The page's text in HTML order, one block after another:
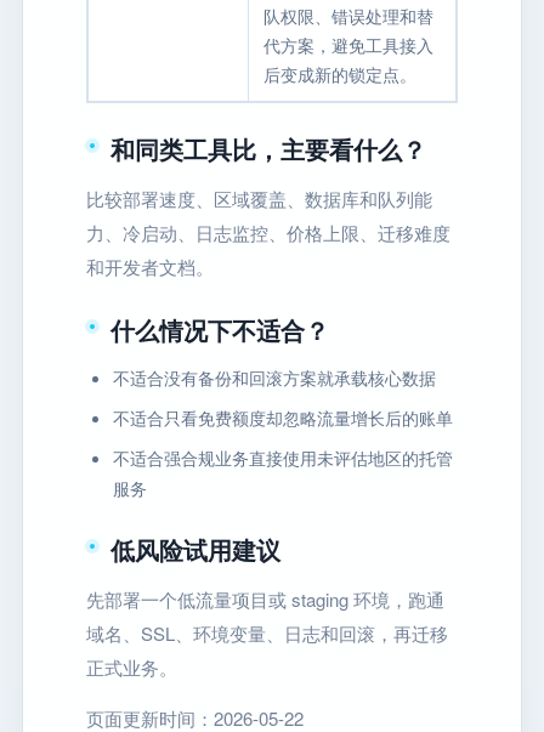
队权限、错误处理和替
代方案，避免工具接入
后变成新的锁定点。
和同类工具比，主要看什么？
比较部署速度、区域覆盖、数据库和队列能
力、冷启动、日志监控、价格上限、迁移难度
和开发者文档。
什么情况下不适合？
不适合没有备份和回滚方案就承载核心数据
不适合只看免费额度却忽略流量增长后的账单
不适合强合规业务直接使用未评估地区的托管
服务
低风险试用建议
先部署一个低流量项目或 staging 环境，跑通
域名、SSL、环境变量、日志和回滚，再迁移
正式业务。
页面更新时间：2026-05-22